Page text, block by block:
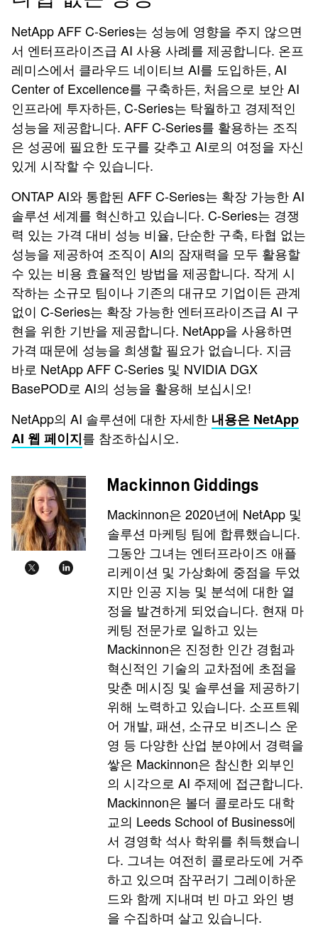
NetApp AFF C-Series는 성능에 영향을 주지 않으면
서 엔터프라이즈급 AI 사용 사례를 제공합니다. 온프
레미스에서 클라우드 네이티브 AI를 도입하든, AI
Center of Excellence를 구축하든, 처음으로 보안 AI
인프라에 투자하든, C-Series는 탁월하고 경제적인
성능을 제공합니다. AFF C-Series를 활용하는 조직
은 성공에 필요한 도구를 갖추고 AI로의 여정을 자신
있게 시작할 수 있습니다.
ONTAP AI와 통합된 AFF C-Series는 확장 가능한 AI
솔루션 세계를 혁신하고 있습니다. C-Series는 경쟁
력 있는 가격 대비 성능 비율, 단순한 구축, 타협 없는
성능을 제공하여 조직이 AI의 잠재력을 모두 활용할
수 있는 비용 효율적인 방법을 제공합니다. 작게 시
작하는 소규모 팀이나 기존의 대규모 기업이든 관계
없이 C-Series는 확장 가능한 엔터프라이즈급 AI 구
현을 위한 기반을 제공합니다. NetApp을 사용하면
가격 때문에 성능을 희생할 필요가 없습니다. 지금
바로 NetApp AFF C-Series 및 NVIDIA DGX
BasePOD로 AI의 성능을 활용해 보십시오!
NetApp의 AI 솔루션에 대한 자세한 내용은 NetApp
AI 웹 페이지를 참조하십시오.
Mackinnon Giddings
Mackinnon은 2020년에 NetApp 및
솔루션 마케팅 팀에 합류했습니다.
그동안 그녀는 엔터프라이즈 애플
리케이션 및 가상화에 중점을 두었
지만 인공 지능 및 분석에 대한 열
정을 발견하게 되었습니다. 현재 마
케팅 전문가로 일하고 있는
Mackinnon은 진정한 인간 경험과
혁신적인 기술의 교차점에 초점을
맞춘 메시징 및 솔루션을 제공하기
위해 노력하고 있습니다. 소프트웨
어 개발, 패션, 소규모 비즈니스 운
영 등 다양한 산업 분야에서 경력을
쌓은 Mackinnon은 참신한 외부인
의 시각으로 AI 주제에 접근합니다.
Mackinnon은 볼더 콜로라도 대학
교의 Leeds School of Business에
서 경영학 석사 학위를 취득했습니
다. 그녀는 여전히 콜로라도에 거주
하고 있으며 잠꾸러기 그레이하운
드와 함께 지내며 빈 마고 와인 병
을 수집하며 살고 있습니다.